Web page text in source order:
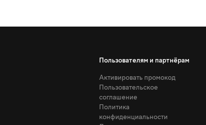
Пользователям и партнёрам
Активировать промокод
Пользовательское
соглашение
Политика
конфиденциальности